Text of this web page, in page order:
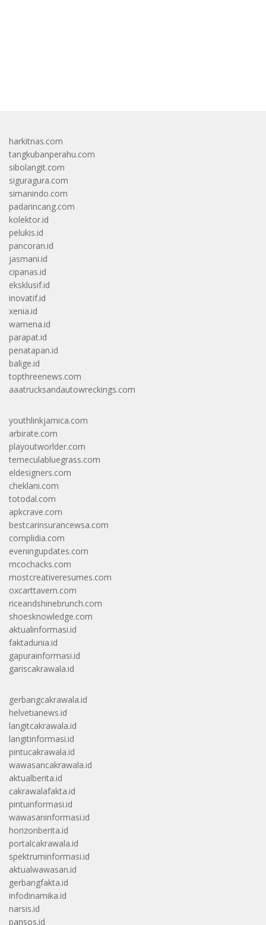
harkitnas.com
tangkubanperahu.com
sibolangit.com
siguragura.com
simanindo.com
padarincang.com
kolektor.id
pelukis.id
pancoran.id
jasmani.id
cipanas.id
eksklusif.id
inovatif.id
xenia.id
wamena.id
parapat.id
penatapan.id
balige.id
topthreenews.com
aaatrucksandautowreckings.com
youthlinkjamica.com
arbirate.com
playoutworlder.com
temeculabluegrass.com
eldesigners.com
cheklani.com
totodal.com
apkcrave.com
bestcarinsurancewsa.com
complidia.com
eveningupdates.com
mcochacks.com
mostcreativeresumes.com
oxcarttavern.com
riceandshinebrunch.com
shoesknowledge.com
aktualinformasi.id
faktadunia.id
gapurainformasi.id
gariscakrawala.id
gerbangcakrawala.id
helvetianews.id
langitcakrawala.id
langitinformasi.id
pintucakrawala.id
wawasancakrawala.id
aktualberita.id
cakrawalafakta.id
pintuinformasi.id
wawasaninformasi.id
horizonberita.id
portalcakrawala.id
spektruminformasi.id
aktualwawasan.id
gerbangfakta.id
infodinamika.id
narsis.id
pansos.id